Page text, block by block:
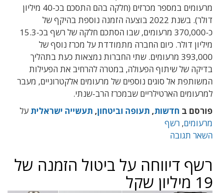
מרעומים במספר מכרזים (חלקה בהם התסכם בכ-40 מיליון
דולר). בשנת 2022 בוצעה הזמנה נוספת בהיקף של
כ-370,000 מרעומים, שבו הסתכם חלקה של רשף בכ-15.3
מיליון דולר. כיום החברה מתמודדת על מכרז נוסף של
393,000 מרעומים. שתי החברות נמצאות כעת בתהליך
בדיקה של שיתוף הפעולה, במטרה להרחיב את הפעילות
המשותפת אל סוגים נוספים של מרעומים אלקטרוניים, מעבר
למרעומים הארטילריים שבמכרז הרב-שנתי.
פורסם ב חדשות, תעופה וביטחון, תעשייה ישראלית על
מרעומים, רשף
השאר תגובה
רשף דיווחה על ביטול הזמנה של
19 מיליון שקל